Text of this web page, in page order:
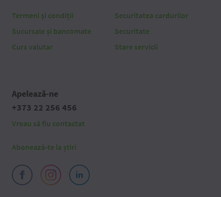
Termeni și condiții
Sucursale și bancomate
Curs valutar
Securitatea cardurilor
Securitate
Stare servicii
Apelează-ne
+373 22 256 456
Vreau să fiu contactat
Abonează-te la știri